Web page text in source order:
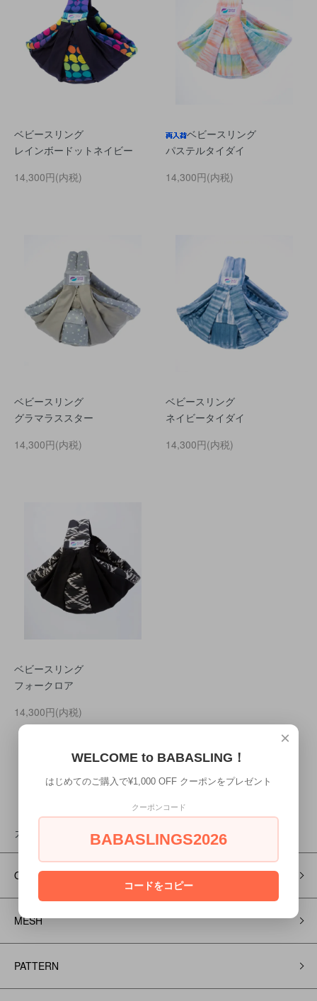
ベビースリング
レインボードットネイビー
14,300円(内税)
ベビースリング
パステルタイダイ
14,300円(内税)
ベビースリング
グラマラススター
14,300円(内税)
ベビースリング
ネイビータイダイ
14,300円(内税)
ベビースリング
フォークロア
14,300円(内税)
カテゴリー
ONE COLOR
MESH
PATTERN
×
WELCOME to BABASLING！
はじめてのご購入で¥1,000 OFF クーポンをプレゼント
クーポンコード
BABASLINGS2026
コードをコピー